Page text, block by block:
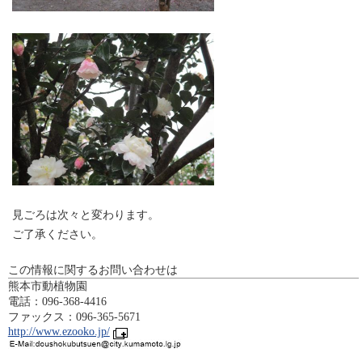
見ごろは次々と変わります。
ご了承ください。
この情報に関するお問い合わせは
熊本市動植物園
電話：096-368-4416
ファックス：096-365-5671
http://www.ezooko.jp/